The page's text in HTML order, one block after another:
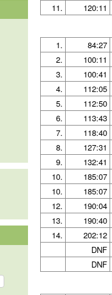
11.
120:11
1.
84:27
2.
100:11
3.
100:41
4.
112:05
5.
112:50
6.
113:43
7.
118:40
8.
127:31
9.
132:41
10.
185:07
10.
185:07
12.
190:04
13.
190:40
14.
202:12
DNF
DNF